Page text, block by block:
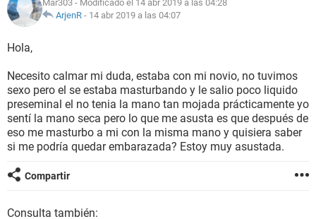
SEXUALIDAD
GLOSARIO
Mar303 - Modificado el 14 abr 2019 a las 04:28
ArjenR - 14 abr 2019 a las 04:07
Hola,
Necesito calmar mi duda, estaba con mi novio, no tuvimos
sexo pero el se estaba masturbando y le salio poco liquido
preseminal el no tenia la mano tan mojada prácticamente yo
sentí la mano seca pero lo que me asusta es que después de
eso me masturbo a mi con la misma mano y quisiera saber
si me podría quedar embarazada? Estoy muy asustada.
Compartir
Consulta también: